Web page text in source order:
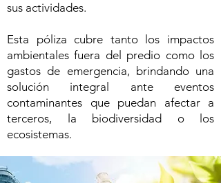
sus actividades.
Esta póliza cubre tanto los impactos
ambientales fuera del predio como los
gastos de emergencia, brindando una
solución integral ante eventos
contaminantes que puedan afectar a
terceros, la biodiversidad o los
ecosistemas.